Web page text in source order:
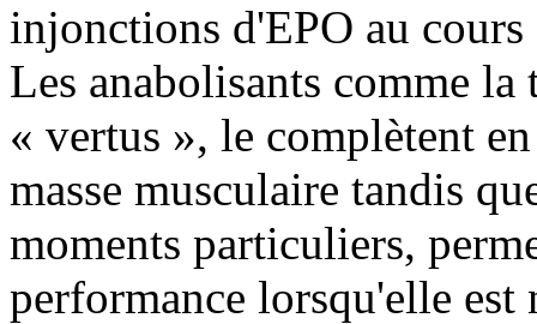
injonctions d'EPO au cours
Les anabolisants comme la
« vertus », le complètent
masse musculaire tandis
moments particuliers,
performance lorsqu'elle est